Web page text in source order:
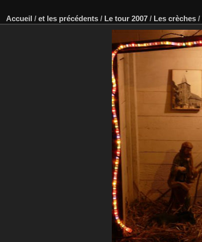
Accueil / et les précédents / Le tour 2007 / Les crèches /